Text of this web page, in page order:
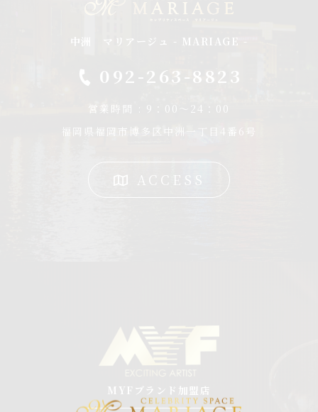
中洲 マリアージュ - MARIAGE -
092-263-8823
営業時間 : 9：00～24：00
福岡県福岡市博多区中洲一丁目4番6号
ACCESS
MYFブランド加盟店